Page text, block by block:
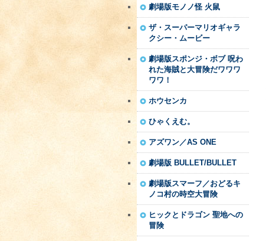
劇場版モノノ怪 火鼠
ザ・スーパーマリオギャラ
クシー・ムービー
劇場版スポンジ・ボブ 呪わ
れた海賊と大冒険だワワワ
ワワ！
ホウセンカ
ひゃくえむ。
アズワン／AS ONE
劇場版 BULLET/BULLET
劇場版スマーフ／おどるキ
ノコ村の時空大冒険
ヒックとドラゴン 聖地への
冒険